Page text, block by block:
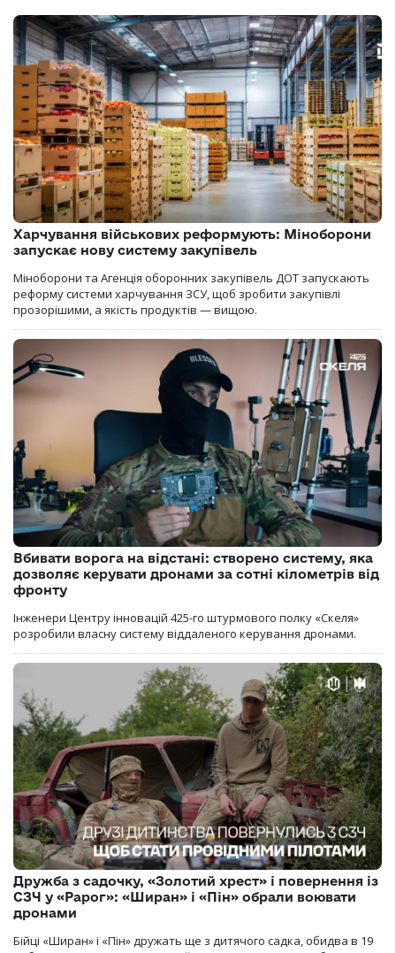
Харчування військових реформують: Міноборони
запускає нову систему закупівель
Міноборони та Агенція оборонних закупівель ДОТ запускають
реформу системи харчування ЗСУ, щоб зробити закупівлі
прозорішими, а якість продуктів — вищою.
Вбивати ворога на відстані: створено систему, яка
дозволяє керувати дронами за сотні кілометрів від
фронту
Інженери Центру інновацій 425-го штурмового полку «Скеля»
розробили власну систему віддаленого керування дронами.
Дружба з садочку, «Золотий хрест» і повернення із
СЗЧ у «Рарог»: «Ширан» і «Пін» обрали воювати
дронами
Бійці «Ширан» і «Пін» дружать ще з дитячого садка, обидва в 19